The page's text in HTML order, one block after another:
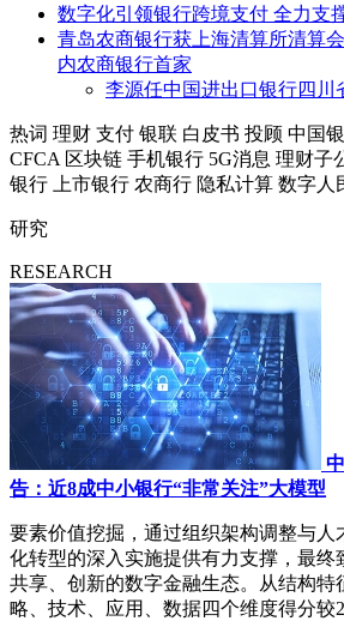
数字化引领银行跨境支付 全力支
青岛农商银行获上海清算所清算
内农商银行首家
李源任中国进出口银行四川
热词 理财 支付 银联 白皮书 投顾 中国
CFCA 区块链 手机银行 5G消息 理财子
银行
上市银行 农商行 隐私计算 数字人
研究
RESEARCH
告：近8成中小银行“非常关注”大模型
要素价值挖掘，通过组织架构调整与人
化转型的深入实施提供有力支撑，最终
共享、创新的数字金融生态。从结构特
略、技术、应用、数据四个维度得分较